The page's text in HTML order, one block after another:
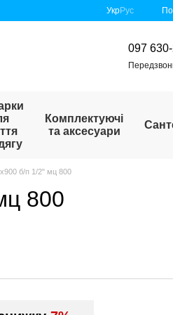
УкрРус
097
Комплектуючі
та аксесуари
б/п 1/2" мц 800
800